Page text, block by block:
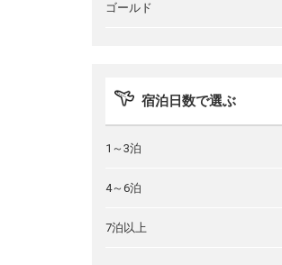
ゴールド
宿泊日数で選ぶ
1～3泊
4～6泊
7泊以上